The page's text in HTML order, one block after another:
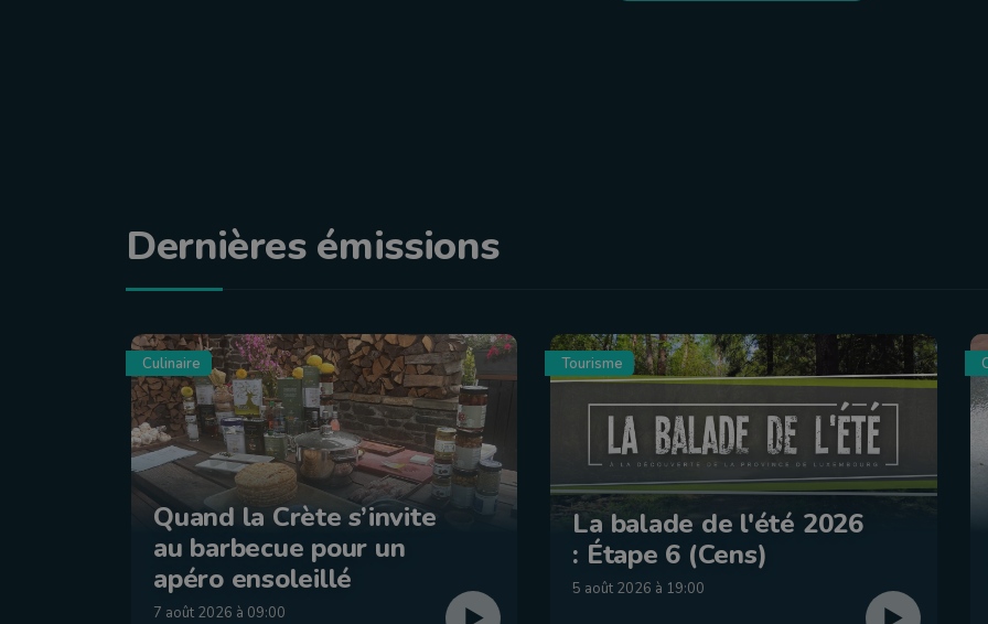
Dernières émissions
Culinaire
Quand la Crète s’invite
au barbecue pour un
apéro ensoleillé
7 août 2026 à 09:00
Tourisme
La balade de l'été 2026
: Étape 6 (Cens)
5 août 2026 à 19:00